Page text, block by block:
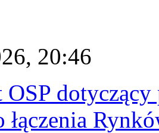
20:46
łączenia